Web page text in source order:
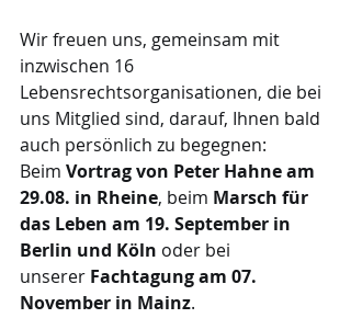
Wir freuen uns, gemeinsam mit
inzwischen 16
Lebensrechtsorganisationen, die bei
uns Mitglied sind, darauf, Ihnen bald
auch persönlich zu begegnen:
Beim Vortrag von Peter Hahne am
29.08. in Rheine, beim Marsch für
das Leben am 19. September in
Berlin und Köln oder bei
unserer Fachtagung am 07.
November in Mainz.